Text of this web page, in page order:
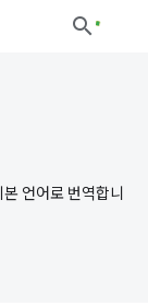
언어로 번역합니